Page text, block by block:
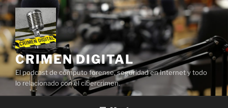
Saltar
al
contenido
CRIMEN DIGITAL
El podcast de cómputo forense, seguridad en Internet y todo
lo relacionado con el cibercrimen.